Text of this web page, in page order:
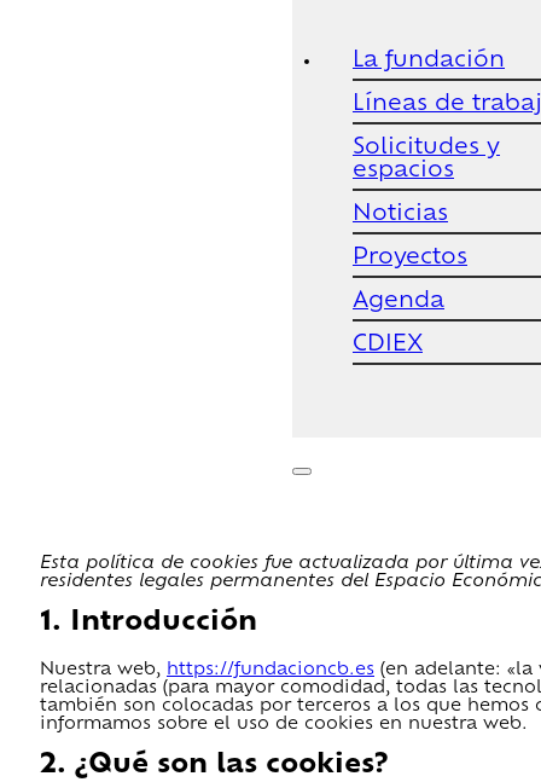
La fundación
Líneas de
Solicitudes y
espacios
Noticias
Proyectos
Agenda
CDIEX
Esta política de cookies fue actualizada por última
residentes legales permanentes del Espacio
1. Introducción
Nuestra web, https://fundacioncb.es (en adelante:
relacionadas (para mayor comodidad, todas las
también son colocadas por terceros a los que
informamos sobre el uso de cookies en nuestra web.
2. ¿Qué son las cookies?